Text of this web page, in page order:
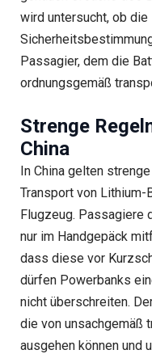
wird untersucht, ob
Passagier, dem die
ordnungsgemäß
Strenge
China
In China gelten
Transport von
Flugzeug. Passagiere
nur im Handgepäck
dass diese vor
dürfen Powerbanks
nicht überschreiten.
die von unsachgemäß
ausgehen können und